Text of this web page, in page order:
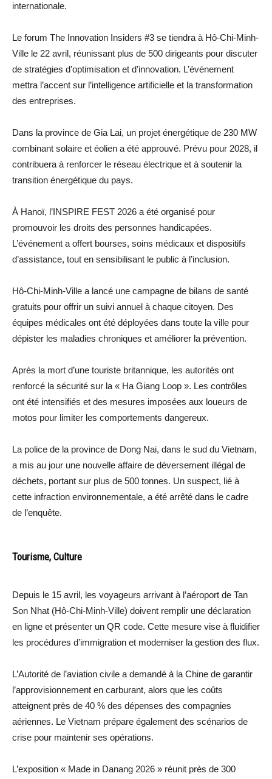
internationale.
Le forum The Innovation Insiders #3 se tiendra à Hô-Chi-Minh-
Ville le 22 avril, réunissant plus de 500 dirigeants pour discuter
de stratégies d’optimisation et d’innovation. L’événement
mettra l’accent sur l’intelligence artificielle et la transformation
des entreprises.
Dans la province de Gia Lai, un projet énergétique de 230 MW
combinant solaire et éolien a été approuvé. Prévu pour 2028, il
contribuera à renforcer le réseau électrique et à soutenir la
transition énergétique du pays.
À Hanoï, l’INSPIRE FEST 2026 a été organisé pour
promouvoir les droits des personnes handicapées.
L’événement a offert bourses, soins médicaux et dispositifs
d’assistance, tout en sensibilisant le public à l’inclusion.
Hô-Chi-Minh-Ville a lancé une campagne de bilans de santé
gratuits pour offrir un suivi annuel à chaque citoyen. Des
équipes médicales ont été déployées dans toute la ville pour
dépister les maladies chroniques et améliorer la prévention.
Après la mort d’une touriste britannique, les autorités ont
renforcé la sécurité sur la « Ha Giang Loop ». Les contrôles
ont été intensifiés et des mesures imposées aux loueurs de
motos pour limiter les comportements dangereux.
La police de la province de Dong Nai, dans le sud du Vietnam,
a mis au jour une nouvelle affaire de déversement illégal de
déchets, portant sur plus de 500 tonnes. Un suspect, lié à
cette infraction environnementale, a été arrêté dans le cadre
de l’enquête.
Tourisme, Culture
Depuis le 15 avril, les voyageurs arrivant à l’aéroport de Tan
Son Nhat (Hô-Chi-Minh-Ville) doivent remplir une déclaration
en ligne et présenter un QR code. Cette mesure vise à fluidifier
les procédures d’immigration et moderniser la gestion des flux.
L’Autorité de l’aviation civile a demandé à la Chine de garantir
l’approvisionnement en carburant, alors que les coûts
atteignent près de 40 % des dépenses des compagnies
aériennes. Le Vietnam prépare également des scénarios de
crise pour maintenir ses opérations.
L’exposition « Made in Danang 2026 » réunit près de 300